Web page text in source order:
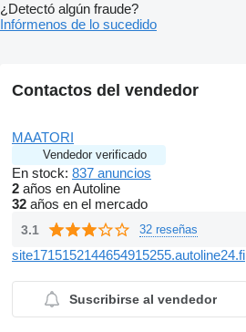
¿Detectó algún fraude?
Infórmenos de lo sucedido
Contactos del vendedor
MAATORI
Vendedor verificado
En stock: 837 anuncios
2 años en Autoline
32 años en el mercado
3.1 32 reseñas
site1715152144654915255.autoline24.fi
Suscribirse al vendedor